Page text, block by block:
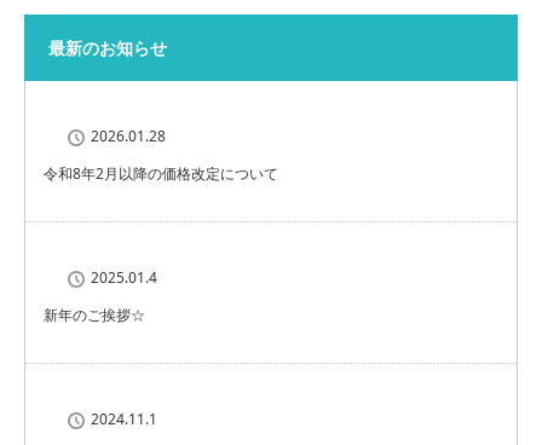
最新のお知らせ
2026.01.28
令和8年2月以降の価格改定について
2025.01.4
新年のご挨拶☆
2024.11.1